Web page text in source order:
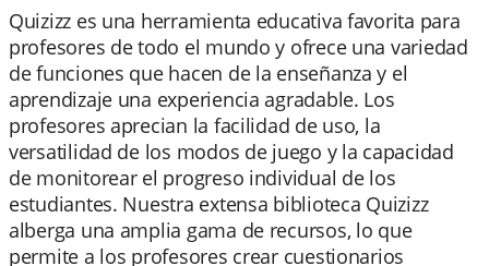
Quizizz es una herramienta educativa favorita para
profesores de todo el mundo y ofrece una variedad
de funciones que hacen de la enseñanza y el
aprendizaje una experiencia agradable. Los
profesores aprecian la facilidad de uso, la
versatilidad de los modos de juego y la capacidad
de monitorear el progreso individual de los
estudiantes. Nuestra extensa biblioteca Quizizz
alberga una amplia gama de recursos, lo que
permite a los profesores crear cuestionarios